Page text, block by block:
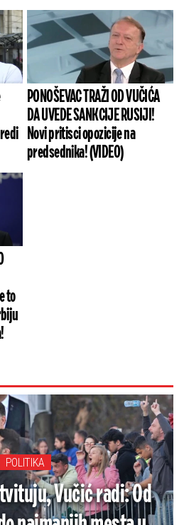
PONOŠEVAC TRAŽI OD VUČIĆA
DA UVEDE SANKCIJE RUSIJI!
Novi pritisci opozicije na
predsednika! (VIDEO)
to
POLITIKA
Vučić radi: Od